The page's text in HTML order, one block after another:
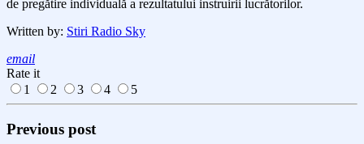
de pregătire individuală a rezultatului instruirii lucrătorilor.
Written by: Stiri Radio Sky
email
Rate it
1
2 3 4 5
Previous post